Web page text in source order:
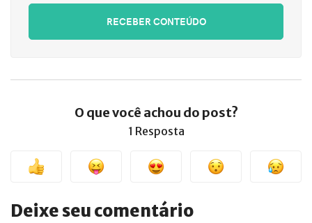
RECEBER CONTEÚDO
O que você achou do post?
1 Resposta
Deixe seu comentário